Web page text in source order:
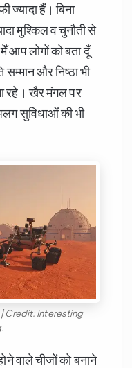
ज्यादा हैं। बिना
मुश्किल व चुनौती से
आप लोगों को बता दूँ
और निष्ठा भी
रहे। खैर मंगल पर
सुविधाओं की भी
| Credit: Interesting
वाले चीजों को बनाने